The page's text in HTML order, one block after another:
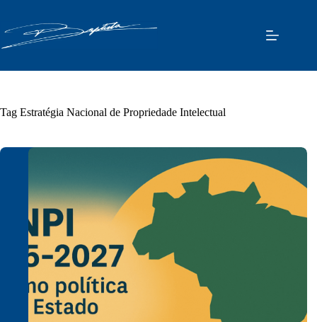
o
conteúdo
Tag Estratégia Nacional de Propriedade Intelectual